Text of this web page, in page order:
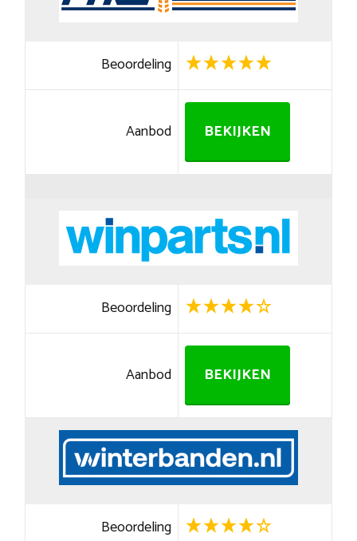
Beoordeling
Aanbod BEKIJKEN
Beoordeling
Aanbod BEKIJKEN
Beoordeling